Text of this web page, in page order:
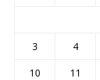
3
4
10
11